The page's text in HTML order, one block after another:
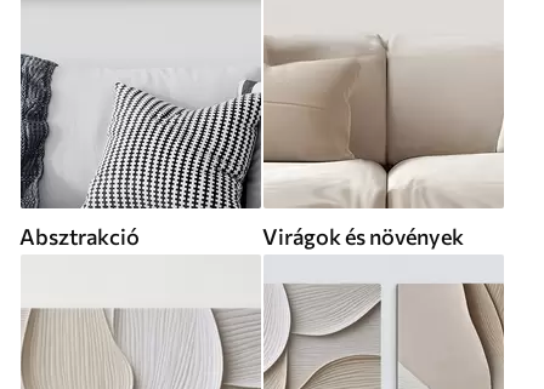
Absztrakció Virágok és növények